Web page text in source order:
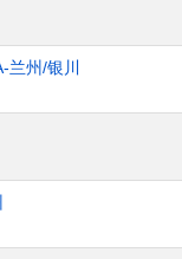
州/银川